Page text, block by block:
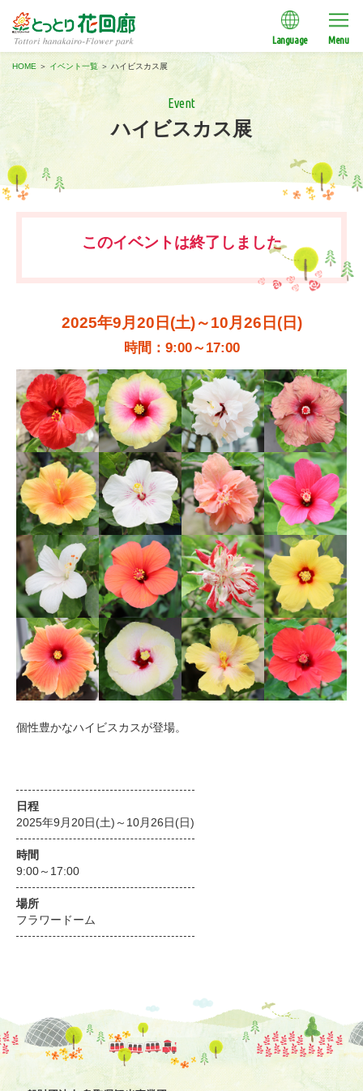
Language Menu
HOME ＞イベント一覧＞ ハイビスカス展
Event
ハイビスカス展
このイベントは終了しました
2025年9月20日(土)～10月26日(日)
時間：9:00～17:00
個性豊かなハイビスカスが登場。
日程
2025年9月20日(土)～10月26日(日)
時間
9:00～17:00
場所
フラワードーム